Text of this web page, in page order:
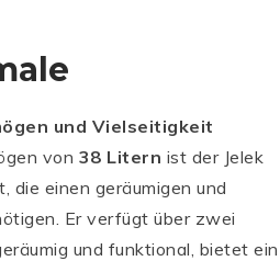
und Vielseitigkeit
von 38 Litern ist der Jelek
die einen geräumigen und
Er verfügt über zwei
und funktional, bietet ein